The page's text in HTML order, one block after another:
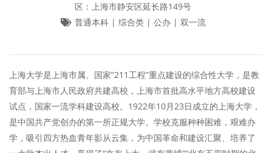
区：上海市静安区延长路149号
普通本科 | 综合类 | 公办 | 双一流
上海大学是上海市属、国家“211工程”重点建设的综合性大学，是教
育部与上海市人民政府共建高校，上海市首批高水平地方高校建设
试点，国家一流学科建设高校。1922年10月23日成立的上海大学，
是中国共产党创办的第一所正规大学。学校克服种种困难，艰难办
学，吸引四方热血青年影从云集，为中国革命和建设汇聚、培养了